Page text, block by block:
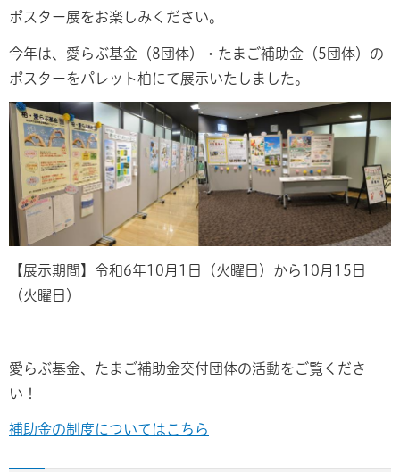
ポスター展をお楽しみください。
今年は、愛らぶ基金（8団体）・たまご補助金（5団体）の
ポスターをパレット柏にて展示いたしました。
【展示期間】令和6年10月1日（火曜日）から10月15日
（火曜日）
愛らぶ基金、たまご補助金交付団体の活動をご覧くださ
い！
補助金の制度についてはこちら